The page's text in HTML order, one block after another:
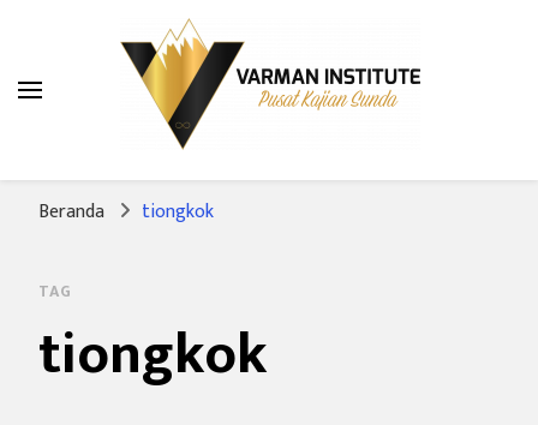
Varman Institute
Pusat Kajian Sunda
Beranda tiongkok
TAG
tiongkok